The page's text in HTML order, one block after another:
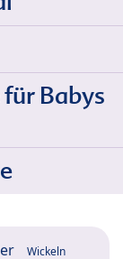
Babys
Wickeln